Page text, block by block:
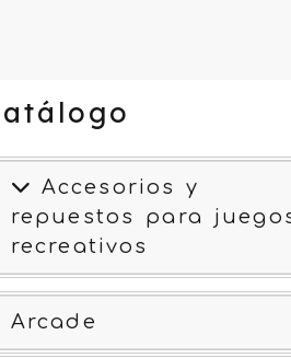
Accesorios y
repuestos para
recreativos
Arcade